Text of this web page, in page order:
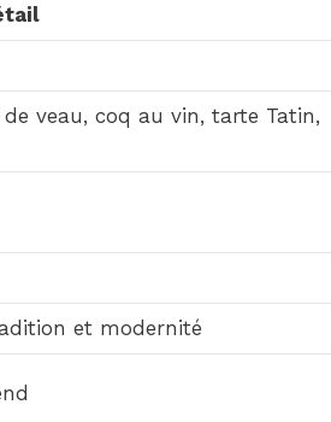
veau, coq au vin, tarte Tatin,
et modernité